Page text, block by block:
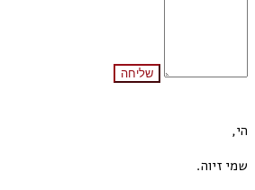
הי,
שמי זיוה.